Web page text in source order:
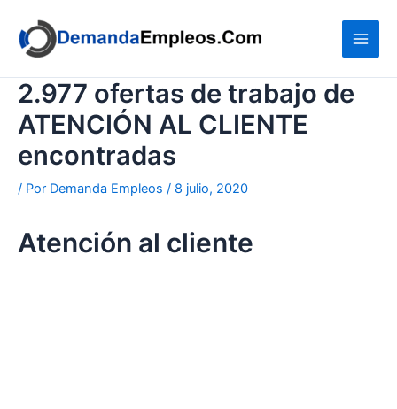
contenido
2.977 ofertas de trabajo de
ATENCIÓN AL CLIENTE
encontradas
/ Por Demanda Empleos / 8 julio, 2020
Atención al cliente